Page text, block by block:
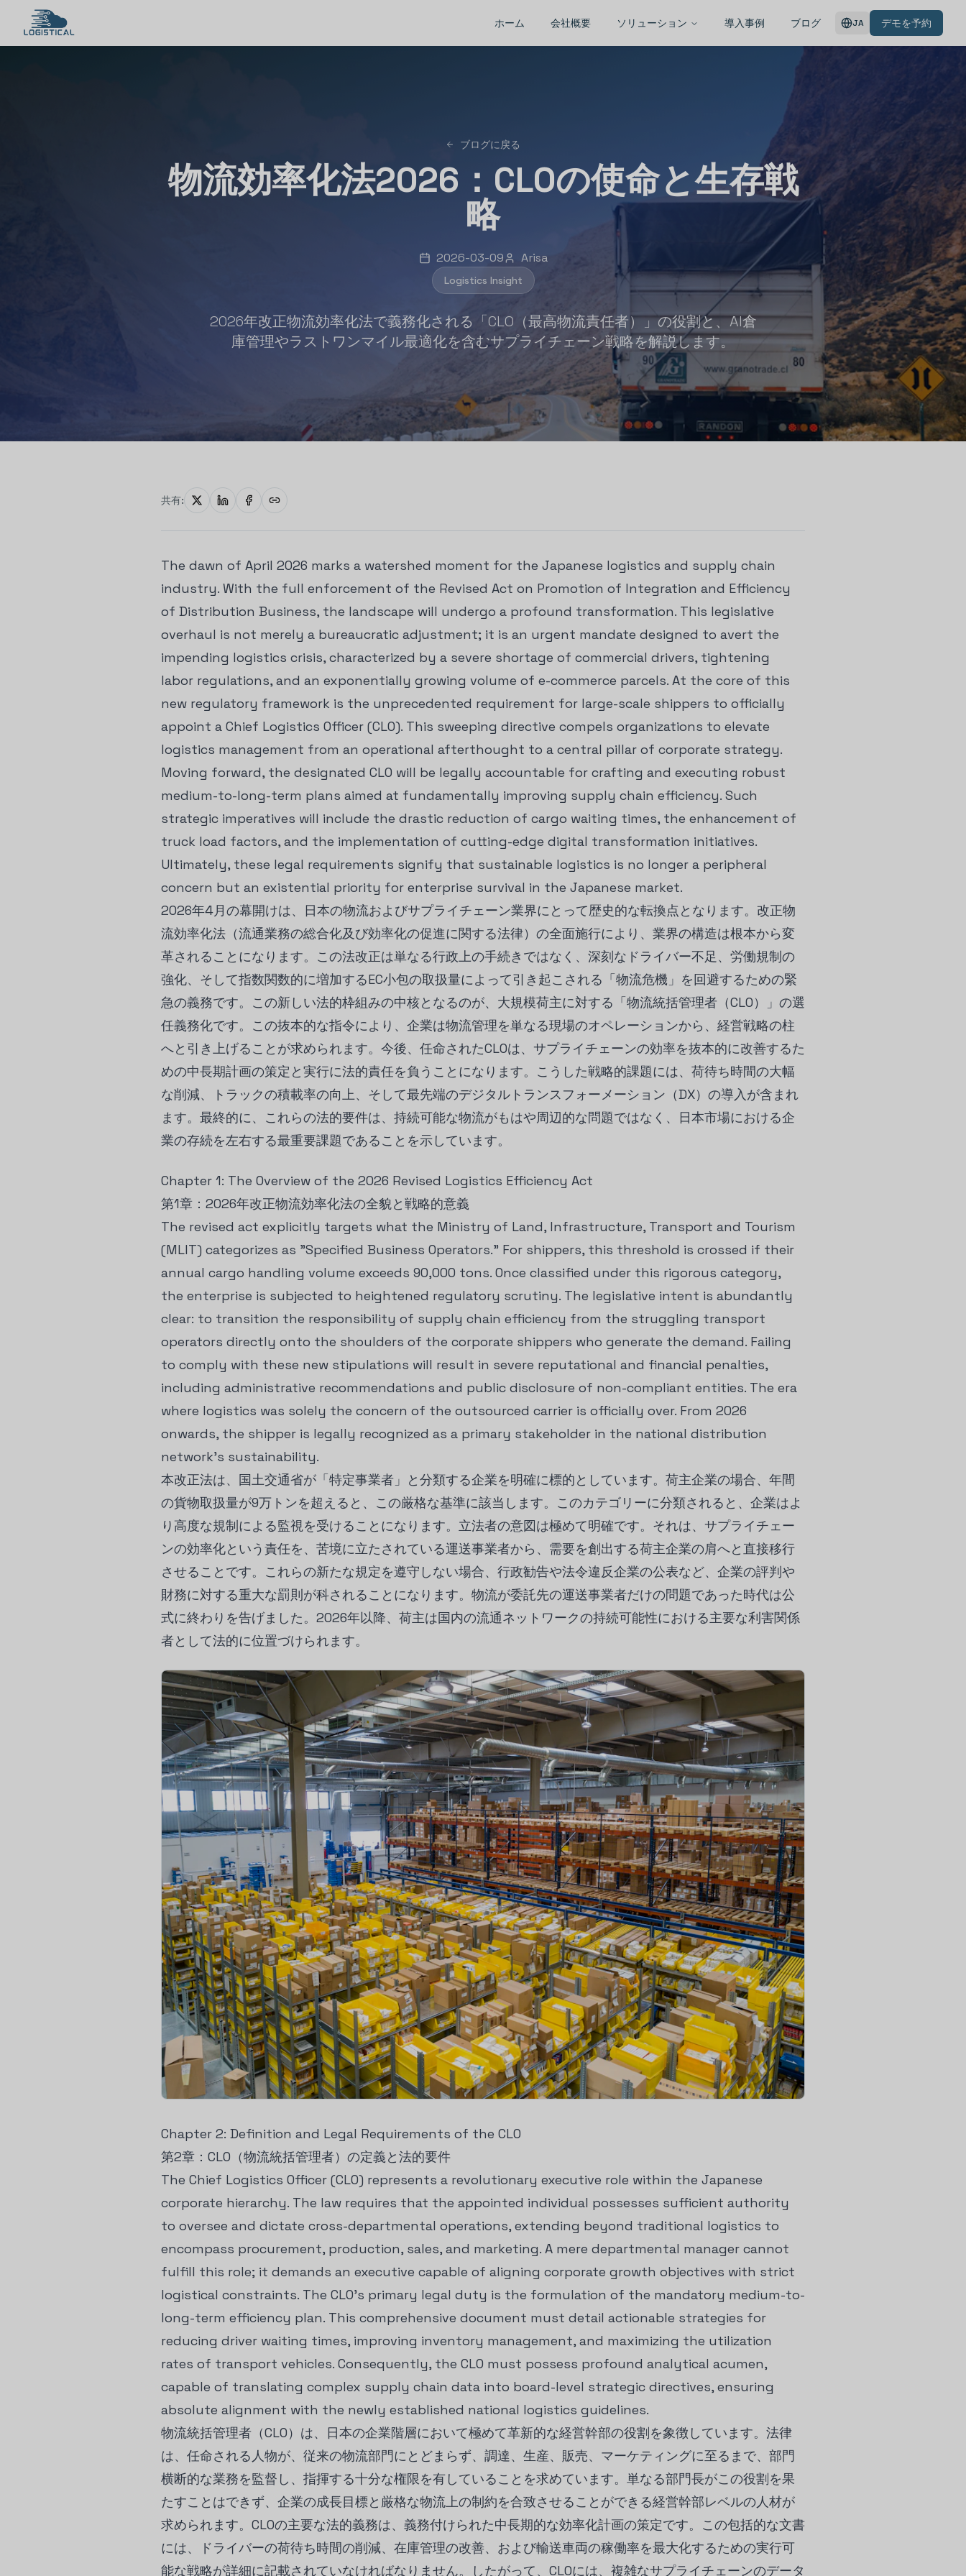
ホーム 会社概要 ソリューション 導入事例 ブログ JA デモを予約
ブログに戻る
物流効率化法2026：CLOの使命と生存戦
略
2026-03-09 Arisa
Logistics Insight
2026年改正物流効率化法で義務化される「CLO（最高物流責任者）」の役割と、AI倉
庫管理やラストワンマイル最適化を含むサプライチェーン戦略を解説します。
共有:
The dawn of April 2026 marks a watershed moment for the Japanese logistics and supply chain
industry. With the full enforcement of the Revised Act on Promotion of Integration and Efficiency
of Distribution Business, the landscape will undergo a profound transformation. This legislative
overhaul is not merely a bureaucratic adjustment; it is an urgent mandate designed to avert the
impending logistics crisis, characterized by a severe shortage of commercial drivers, tightening
labor regulations, and an exponentially growing volume of e-commerce parcels. At the core of this
new regulatory framework is the unprecedented requirement for large-scale shippers to officially
appoint a Chief Logistics Officer (CLO). This sweeping directive compels organizations to elevate
logistics management from an operational afterthought to a central pillar of corporate strategy.
Moving forward, the designated CLO will be legally accountable for crafting and executing robust
medium-to-long-term plans aimed at fundamentally improving supply chain efficiency. Such
strategic imperatives will include the drastic reduction of cargo waiting times, the enhancement of
truck load factors, and the implementation of cutting-edge digital transformation initiatives.
Ultimately, these legal requirements signify that sustainable logistics is no longer a peripheral
concern but an existential priority for enterprise survival in the Japanese market.
2026年4月の幕開けは、日本の物流およびサプライチェーン業界にとって歴史的な転換点となります。改正物
流効率化法（流通業務の総合化及び効率化の促進に関する法律）の全面施行により、業界の構造は根本から変
革されることになります。この法改正は単なる行政上の手続きではなく、深刻なドライバー不足、労働規制の
強化、そして指数関数的に増加するEC小包の取扱量によって引き起こされる「物流危機」を回避するための緊
急の義務です。この新しい法的枠組みの中核となるのが、大規模荷主に対する「物流統括管理者（CLO）」の選
任義務化です。この抜本的な指令により、企業は物流管理を単なる現場のオペレーションから、経営戦略の柱
へと引き上げることが求められます。今後、任命されたCLOは、サプライチェーンの効率を抜本的に改善するた
めの中長期計画の策定と実行に法的責任を負うことになります。こうした戦略的課題には、荷待ち時間の大幅
な削減、トラックの積載率の向上、そして最先端のデジタルトランスフォーメーション（DX）の導入が含まれ
ます。最終的に、これらの法的要件は、持続可能な物流がもはや周辺的な問題ではなく、日本市場における企
業の存続を左右する最重要課題であることを示しています。
Chapter 1: The Overview of the 2026 Revised Logistics Efficiency Act
第1章：2026年改正物流効率化法の全貌と戦略的意義
The revised act explicitly targets what the Ministry of Land, Infrastructure, Transport and Tourism
(MLIT) categorizes as "Specified Business Operators." For shippers, this threshold is crossed if their
annual cargo handling volume exceeds 90,000 tons. Once classified under this rigorous category,
the enterprise is subjected to heightened regulatory scrutiny. The legislative intent is abundantly
clear: to transition the responsibility of supply chain efficiency from the struggling transport
operators directly onto the shoulders of the corporate shippers who generate the demand. Failing
to comply with these new stipulations will result in severe reputational and financial penalties,
including administrative recommendations and public disclosure of non-compliant entities. The era
where logistics was solely the concern of the outsourced carrier is officially over. From 2026
onwards, the shipper is legally recognized as a primary stakeholder in the national distribution
network's sustainability.
本改正法は、国土交通省が「特定事業者」と分類する企業を明確に標的としています。荷主企業の場合、年間
の貨物取扱量が9万トンを超えると、この厳格な基準に該当します。このカテゴリーに分類されると、企業はよ
り高度な規制による監視を受けることになります。立法者の意図は極めて明確です。それは、サプライチェー
ンの効率化という責任を、苦境に立たされている運送事業者から、需要を創出する荷主企業の肩へと直接移行
させることです。これらの新たな規定を遵守しない場合、行政勧告や法令違反企業の公表など、企業の評判や
財務に対する重大な罰則が科されることになります。物流が委託先の運送事業者だけの問題であった時代は公
式に終わりを告げました。2026年以降、荷主は国内の流通ネットワークの持続可能性における主要な利害関係
者として法的に位置づけられます。
Chapter 2: Definition and Legal Requirements of the CLO
第2章：CLO（物流統括管理者）の定義と法的要件
The Chief Logistics Officer (CLO) represents a revolutionary executive role within the Japanese
corporate hierarchy. The law requires that the appointed individual possesses sufficient authority
to oversee and dictate cross-departmental operations, extending beyond traditional logistics to
encompass procurement, production, sales, and marketing. A mere departmental manager cannot
fulfill this role; it demands an executive capable of aligning corporate growth objectives with strict
logistical constraints. The CLO's primary legal duty is the formulation of the mandatory medium-to-
long-term efficiency plan. This comprehensive document must detail actionable strategies for
reducing driver waiting times, improving inventory management, and maximizing the utilization
rates of transport vehicles. Consequently, the CLO must possess profound analytical acumen,
capable of translating complex supply chain data into board-level strategic directives, ensuring
absolute alignment with the newly established national logistics guidelines.
物流統括管理者（CLO）は、日本の企業階層において極めて革新的な経営幹部の役割を象徴しています。法律
は、任命される人物が、従来の物流部門にとどまらず、調達、生産、販売、マーケティングに至るまで、部門
横断的な業務を監督し、指揮する十分な権限を有していることを求めています。単なる部門長がこの役割を果
たすことはできず、企業の成長目標と厳格な物流上の制約を合致させることができる経営幹部レベルの人材が
求められます。CLOの主要な法的義務は、義務付けられた中長期的な効率化計画の策定です。この包括的な文書
には、ドライバーの荷待ち時間の削減、在庫管理の改善、および輸送車両の稼働率を最大化するための実行可
能な戦略が詳細に記載されていなければなりません。したがって、CLOには、複雑なサプライチェーンのデータ